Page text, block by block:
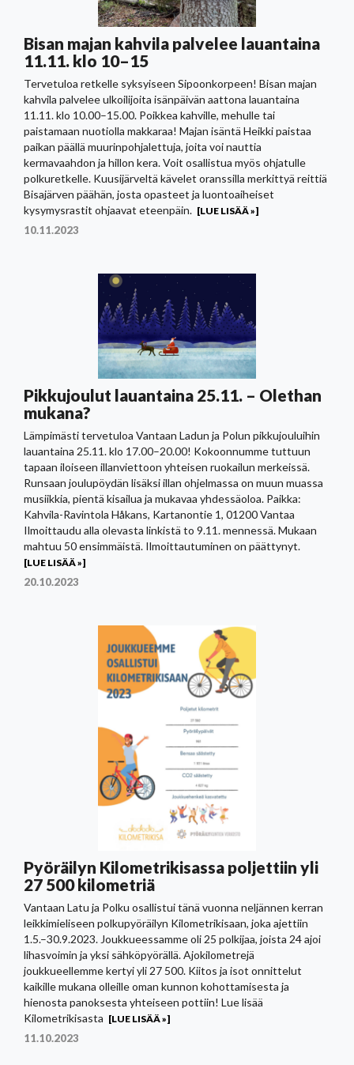
Bisan majan kahvila palvelee lauantaina
11.11. klo 10–15
Tervetuloa retkelle syksyiseen Sipoonkorpeen! Bisan majan
kahvila palvelee ulkoilijoita isänpäivän aattona lauantaina
11.11. klo 10.00–15.00. Poikkea kahville, mehulle tai
paistamaan nuotiolla makkaraa! Majan isäntä Heikki paistaa
paikan päällä muurinpohjalettuja, joita voi nauttia
kermavaahdon ja hillon kera. Voit osallistua myös ohjatulle
polkuretkelle. Kuusijärveltä kävelet oranssilla merkittyä reittiä
Bisajärven päähän, josta opasteet ja luontoaiheiset
kysymysrastit ohjaavat eteenpäin. [LUE LISÄÄ »]
10.11.2023
Pikkujoulut lauantaina 25.11. – Olethan
mukana?
Lämpimästi tervetuloa Vantaan Ladun ja Polun pikkujouluihin
lauantaina 25.11. klo 17.00–20.00! Kokoonnumme tuttuun
tapaan iloiseen illanviettoon yhteisen ruokailun merkeissä.
Runsaan joulupöydän lisäksi illan ohjelmassa on muun muassa
musiikkia, pientä kisailua ja mukavaa yhdessäoloa. Paikka:
Kahvila-Ravintola Håkans, Kartanontie 1, 01200 Vantaa
Ilmoittaudu alla olevasta linkistä to 9.11. mennessä. Mukaan
mahtuu 50 ensimmäistä. Ilmoittautuminen on päättynyt.
[LUE LISÄÄ »]
20.10.2023
Pyöräilyn Kilometrikisassa poljettiin yli
27 500 kilometriä
Vantaan Latu ja Polku osallistui tänä vuonna neljännen kerran
leikkimieliseen polkupyöräilyn Kilometrikisaan, joka ajettiin
1.5.–30.9.2023. Joukkueessamme oli 25 polkijaa, joista 24 ajoi
lihasvoimin ja yksi sähköpyörällä. Ajokilometrejä
joukkueellemme kertyi yli 27 500. Kiitos ja isot onnittelut
kaikille mukana olleille oman kunnon kohottamisesta ja
hienosta panoksesta yhteiseen pottiin! Lue lisää
Kilometrikisasta [LUE LISÄÄ »]
11.10.2023